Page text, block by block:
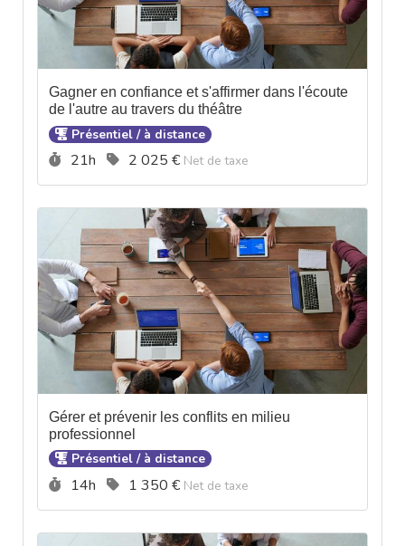
Gagner en confiance et s'affirmer dans l'écoute
de l'autre au travers du théâtre
Présentiel / à distance
Durée :
21h Prix :
2 025 € Net de taxe
Gérer et prévenir les conflits en milieu
professionnel
Présentiel / à distance
Durée :
14h Prix :
1 350 € Net de taxe